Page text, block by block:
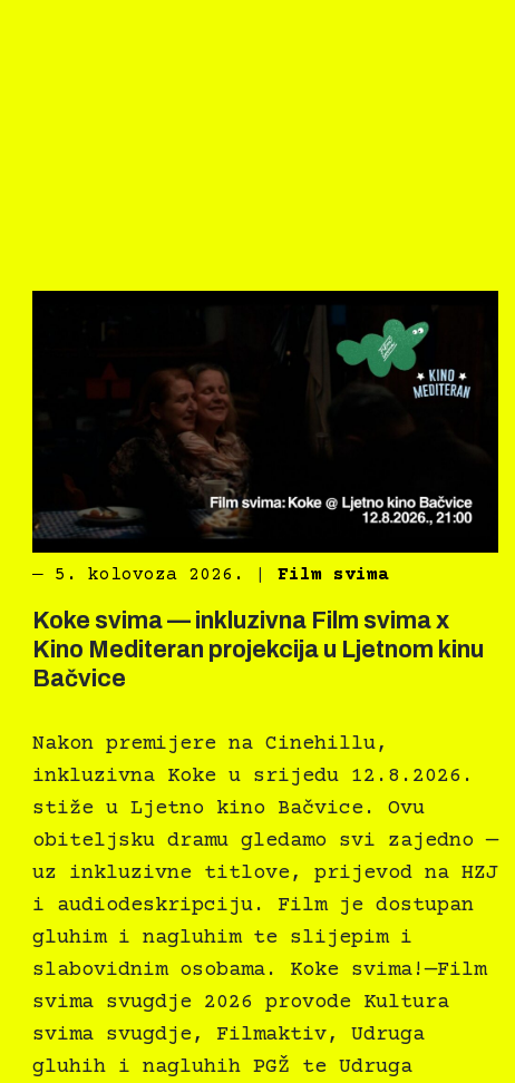
― 5. kolovoza 2026. Film svima
Koke svima — inkluzivna Film svima x
Kino Mediteran projekcija u Ljetnom kinu
Bačvice
Nakon premijere na Cinehillu,
inkluzivna Koke u srijedu 12.8.2026.
stiže u Ljetno kino Bačvice. Ovu
obiteljsku dramu gledamo svi zajedno —
uz inkluzivne titlove, prijevod na HZJ
i audiodeskripciju. Film je dostupan
gluhim i nagluhim te slijepim i
slabovidnim osobama. Koke svima!—Film
svima svugdje 2026 provode Kultura
svima svugdje, Filmaktiv, Udruga
gluhih i nagluhih PGŽ te Udruga